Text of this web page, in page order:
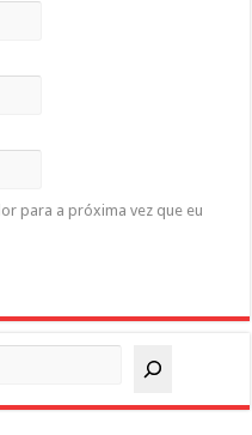
para a próxima vez que eu